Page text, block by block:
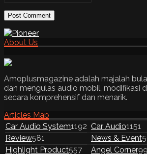
About Us
Amoplusmagazine adalah majalah
dan mengulas audio mobil, modifikasi
secara komprehensif dan menarik.
Articles Map
Car Audio System1192 Car Audio1151
Review581 News & Event
Highlight Product557 Angel Corner99